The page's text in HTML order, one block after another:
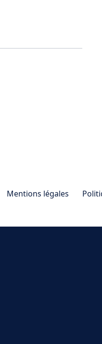
Mentions légales